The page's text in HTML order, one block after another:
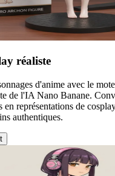
réaliste
d'anime avec le
de l'IA Nano Banane.
représentations de
authentiques.